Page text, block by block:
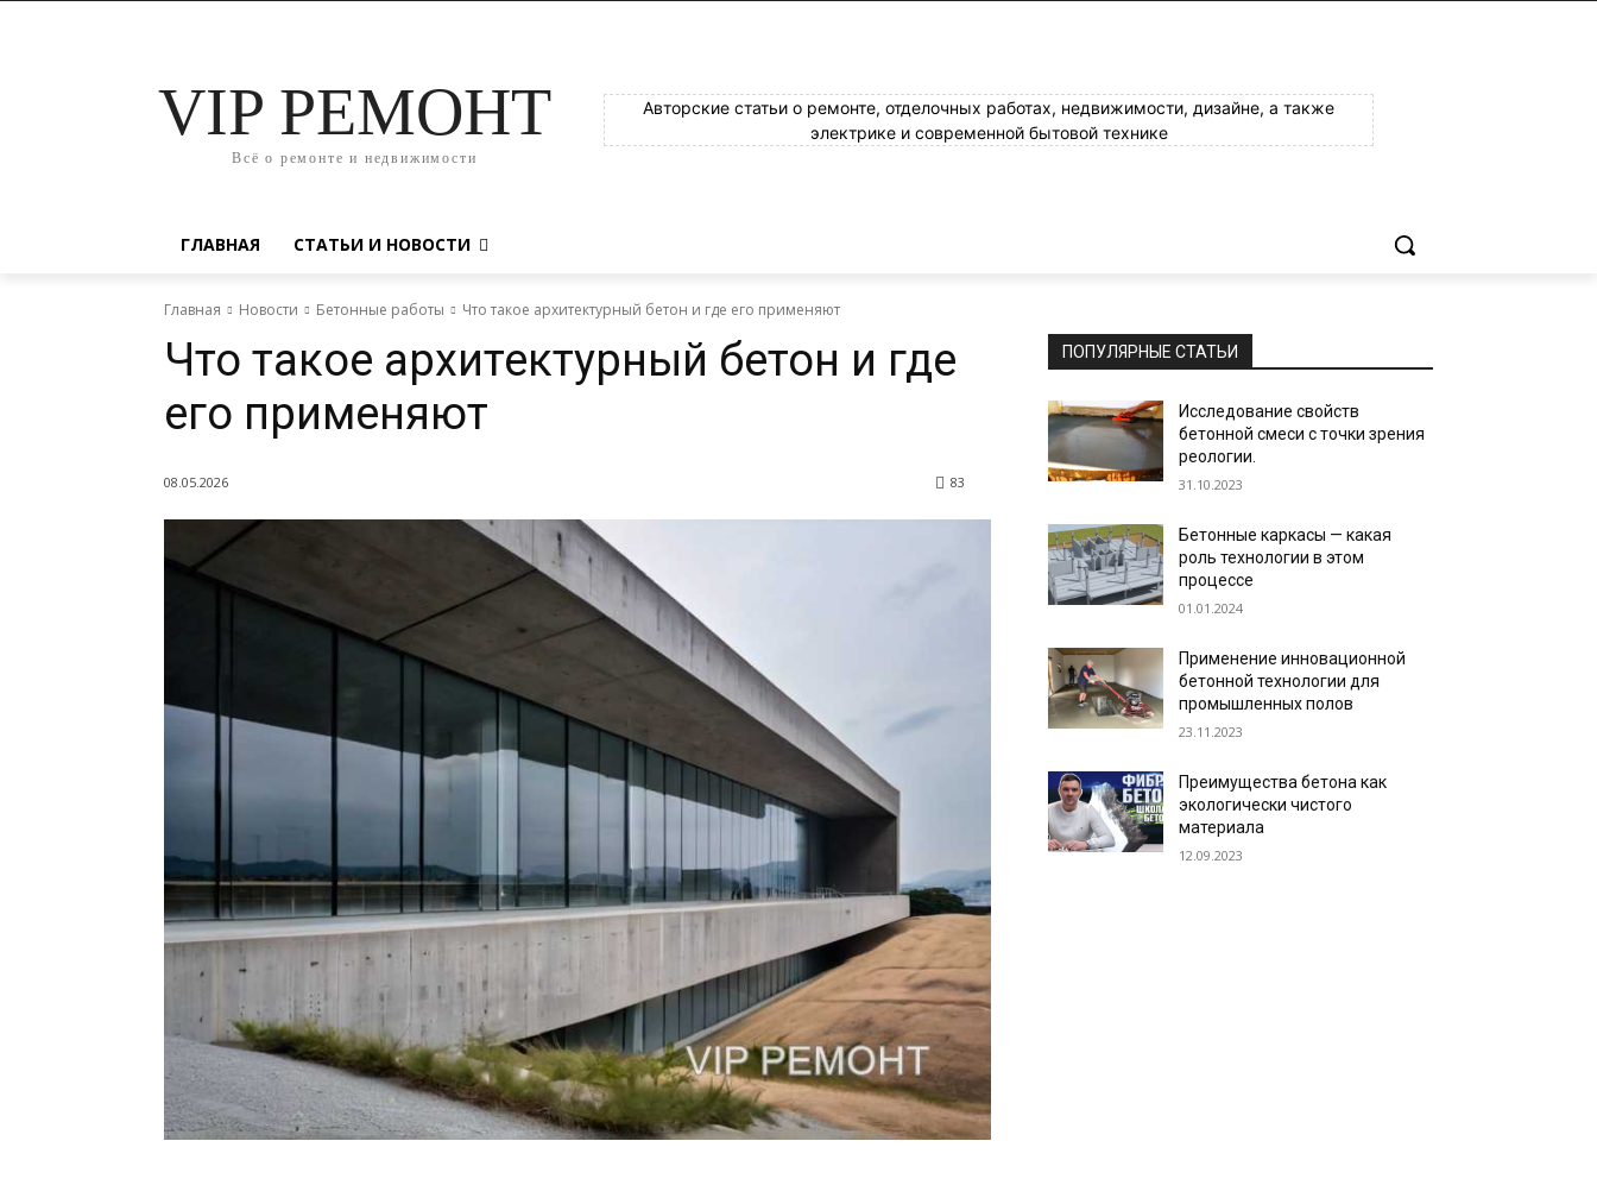
VIP РЕМОНТ
Всё о ремонте и недвижимости
Авторские статьи о ремонте, отделочных работах, недвижимости, дизайне, а также
электрике и современной бытовой технике
ГЛАВНАЯ СТАТЬИ И НОВОСТИ
Главная Новости Бетонные работы Что такое архитектурный бетон и где его применяют
Что такое архитектурный бетон и где
его применяют
08.05.2026 83
ПОПУЛЯРНЫЕ СТАТЬИ
Исследование свойств
бетонной смеси с точки зрения
реологии.
31.10.2023
Бетонные каркасы — какая
роль технологии в этом
процессе
01.01.2024
Применение инновационной
бетонной технологии для
промышленных полов
23.11.2023
Преимущества бетона как
экологически чистого
материала
12.09.2023